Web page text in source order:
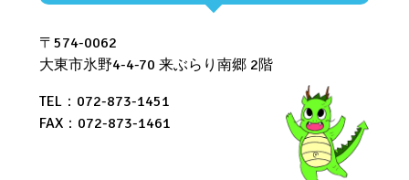
〒574-0062
大東市氷野4-4-70 来ぶらり南郷 2階
TEL：072-873-1451
FAX：072-873-1461